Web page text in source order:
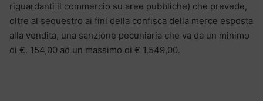
riguardanti il commercio su aree pubbliche) che prevede,
oltre al sequestro ai fini della confisca della merce esposta
alla vendita, una sanzione pecuniaria che va da un minimo
di €. 154,00 ad un massimo di € 1.549,00.